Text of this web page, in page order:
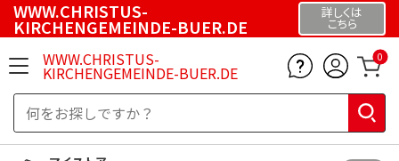
WWW.CHRISTUS-
KIRCHENGEMEINDE-BUER.DE
詳しくは
こちら
WWW.CHRISTUS-
KIRCHENGEMEINDE-BUER.DE
0